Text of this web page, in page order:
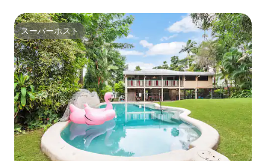
スーパーホスト
スーパーホスト